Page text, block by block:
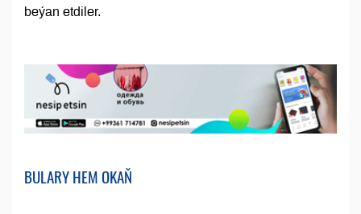
beýan etdiler.
BULARY HEM OKAŇ